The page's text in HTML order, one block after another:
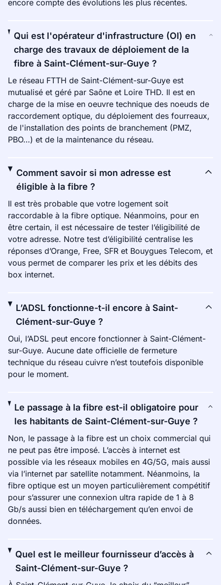
encore compte des évolutions les plus récentes.
Qui est l'opérateur d'infrastructure (OI) en
charge des travaux de déploiement de la
fibre à Saint-Clément-sur-Guye ?
Le réseau FTTH de Saint-Clément-sur-Guye est
mutualisé et géré par Saône et Loire THD. Il est en
charge de la mise en oeuvre technique des noeuds de
raccordement optique, du déploiement des fourreaux,
de l'installation des points de branchement (PMZ,
PBO…) et de la maintenance du réseau.
Comment savoir si mon adresse est
éligible à la fibre ?
Il est très probable que votre logement soit
raccordable à la fibre optique. Néanmoins, pour en
être certain, il est nécessaire de tester l’éligibilité de
votre adresse. Notre test d’éligibilité centralise les
réponses d’Orange, Free, SFR et Bouygues Telecom, et
vous permet de comparer les prix et les débits des
box internet.
L’ADSL fonctionne-t-il encore à Saint-
Clément-sur-Guye ?
Oui, l’ADSL peut encore fonctionner à Saint-Clément-
sur-Guye. Aucune date officielle de fermeture
technique du réseau cuivre n’est toutefois disponible
pour le moment.
Le passage à la fibre est-il obligatoire pour
les habitants de Saint-Clément-sur-Guye ?
Non, le passage à la fibre est un choix commercial qui
ne peut pas être imposé. L’accès à internet est
possible via les réseaux mobiles en 4G/5G, mais aussi
via l’internet par satellite notamment. Néanmoins, la
fibre optique est un moyen particulièrement compétitif
pour s’assurer une connexion ultra rapide de 1 à 8
Gb/s aussi bien en téléchargement qu’en envoi de
données.
Quel est le meilleur fournisseur d’accès à
Saint-Clément-sur-Guye ?